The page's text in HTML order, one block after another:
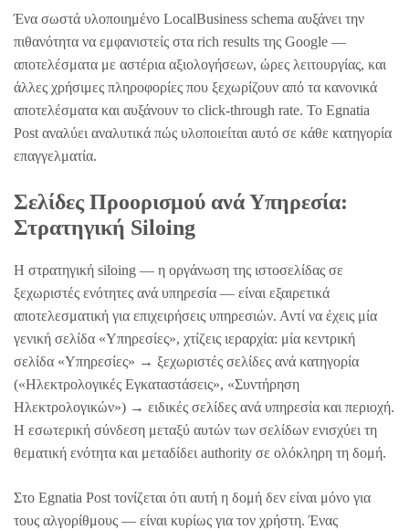
Ένα σωστά υλοποιημένο LocalBusiness schema αυξάνει την
πιθανότητα να εμφανιστείς στα rich results της Google —
αποτελέσματα με αστέρια αξιολογήσεων, ώρες λειτουργίας, και
άλλες χρήσιμες πληροφορίες που ξεχωρίζουν από τα κανονικά
αποτελέσματα και αυξάνουν το click-through rate. Το Egnatia
Post αναλύει αναλυτικά πώς υλοποιείται αυτό σε κάθε κατηγορία
επαγγελματία.
Σελίδες Προορισμού ανά Υπηρεσία:
Στρατηγική Siloing
Η στρατηγική siloing — η οργάνωση της ιστοσελίδας σε
ξεχωριστές ενότητες ανά υπηρεσία — είναι εξαιρετικά
αποτελεσματική για επιχειρήσεις υπηρεσιών. Αντί να έχεις μία
γενική σελίδα «Υπηρεσίες», χτίζεις ιεραρχία: μία κεντρική
σελίδα «Υπηρεσίες» → ξεχωριστές σελίδες ανά κατηγορία
(«Ηλεκτρολογικές Εγκαταστάσεις», «Συντήρηση
Ηλεκτρολογικών») → ειδικές σελίδες ανά υπηρεσία και περιοχή.
Η εσωτερική σύνδεση μεταξύ αυτών των σελίδων ενισχύει τη
θεματική ενότητα και μεταδίδει authority σε ολόκληρη τη δομή.
Στο Egnatia Post τονίζεται ότι αυτή η δομή δεν είναι μόνο για
τους αλγορίθμους — είναι κυρίως για τον χρήστη. Ένας